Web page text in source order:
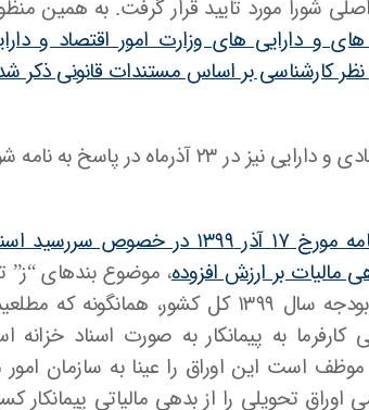
شورا مورد تایید قرار گرفت. به همین
و دارایی های وزارت امور اقتصاد و
کارشناسی بر اساس مستندات قانونی ذکر
در پاسخ به نامه شورای گفتگو چنین عنوان نمود:
نامه مورخ ۱۷ آذر ۱۳۹۹ در
مالیات بر ارزش افزوده
تبصره ۶ قانون بودجه سال ۱۳۹۹ کل کشور،
کارفرما به پیمانکار به صورت اسناد
موظف است این اوراق را عینا به سازمان
اوراق تحویلی را از بدهی مالیاتی پیمانکار